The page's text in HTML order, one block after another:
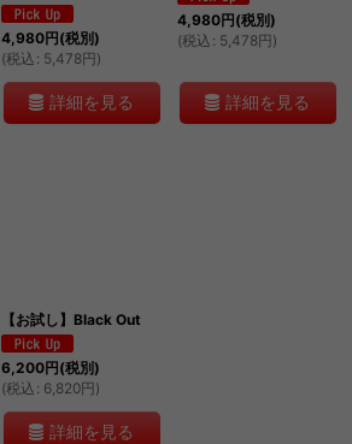
4,980円(税別)
(税込 : 5,478円)
詳細を見る
4,980円(税別)
(税込 : 5,478円)
詳細を見る
【お試し】Black Out
6,200円(税別)
(税込 : 6,820円)
詳細を見る